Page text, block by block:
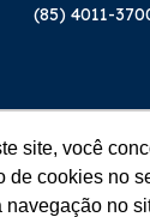
site, você
de cookies no
navegação no
(85) 4011-